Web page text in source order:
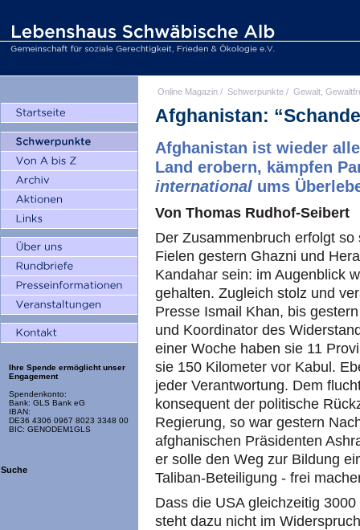
Ihre Spende ermöglicht unser
Engagement
Spendenkonto:
Bank: GLS Bank eG
IBAN:
DE36 4306 0967 8023 3348 00
BIC: GENODEM1GLS
Suche
Online Magazin / Schwerpunkte / Gewalt,
Afghanistan:
Afghanistan ist wieder
Land erobern, kämpfen
international ums
Von Thomas Rudhof-Seibert
Der Zusammenbruch erfolgt
Fielen gestern Ghazni und
Kandahar sein: im Augenblick
gehalten. Zugleich stolz und
Presse Ismail Khan, bis
und Koordinator des
einer Woche haben sie 11
sie 150 Kilometer vor Kabul.
jeder Verantwortung. Dem
konsequent der politische
Regierung, so war gestern
afghanischen Präsidenten
er solle den Weg zur Bildung
Taliban-Beteiligung - frei
Dass die USA gleichzeitig
steht dazu nicht im